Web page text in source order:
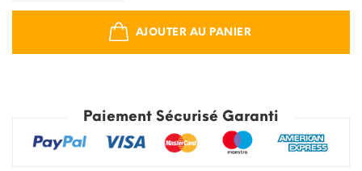
AJOUTER AU PANIER
Paiement Sécurisé Garanti